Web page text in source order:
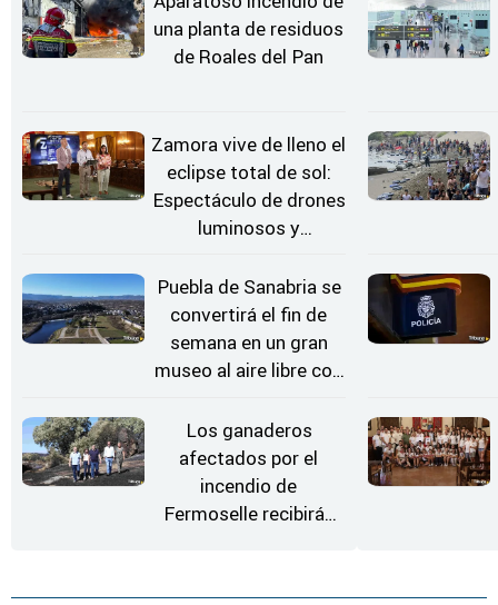
una planta de residuos
de Roales del Pan
Zamora vive de lleno el
eclipse total de sol:
Espectáculo de drones
luminosos y
Estrellas
Puebla de Sanabria se
convertirá el fin de
semana en un gran
museo al aire libre con
Los ganaderos
afectados por el
incendio de
Fermoselle recibirán